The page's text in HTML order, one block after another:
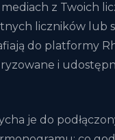
z Twoich
liczników lub
do platformy
i
je do